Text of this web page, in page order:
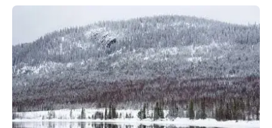
Manuellt Få hjälp
Välj tillvägagångssätt